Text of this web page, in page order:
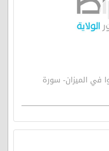
ألا تطغوا في الميزان- سورة